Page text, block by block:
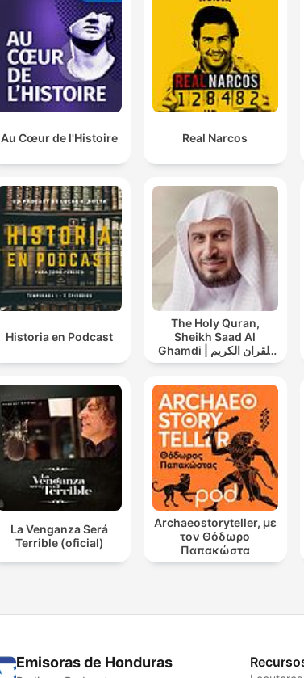
Au Cœur de l'Histoire Real Narcos
Historia en Podcast
The Holy Quran,
Sheikh Saad Al
Ghamdi | القران الكريم
سعد الغامدي
La Venganza Será
Terrible (oficial)
Archaeostoryteller, με
τον Θόδωρο
Παπακώστα
Emisoras de Honduras